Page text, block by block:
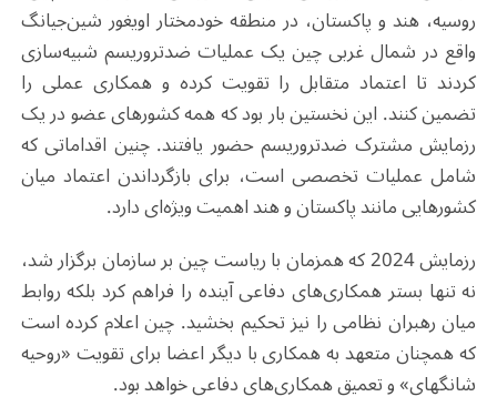
روسیه، هند و پاکستان، در منطقه خودمختار اویغور شین‌جیانگ
واقع در شمال غربی چین یک عملیات ضدتروریسم شبیه‌سازی
کردند تا اعتماد متقابل را تقویت کرده و همکاری عملی را
تضمین کنند. این نخستین بار بود که همه کشورهای عضو در یک
رزمایش مشترک ضدتروریسم حضور یافتند. چنین اقداماتی که
شامل عملیات تخصصی است، برای بازگرداندن اعتماد میان
کشورهایی مانند پاکستان و هند اهمیت ویژه‌ای دارد.
رزمایش 2024 که همزمان با ریاست چین بر سازمان برگزار شد،
نه تنها بستر همکاری‌های دفاعی آینده را فراهم کرد بلکه روابط
میان رهبران نظامی را نیز تحکیم بخشید. چین اعلام کرده است
که همچنان متعهد به همکاری با دیگر اعضا برای تقویت «روحیه
شانگهای» و تعمیق همکاری‌های دفاعی خواهد بود.